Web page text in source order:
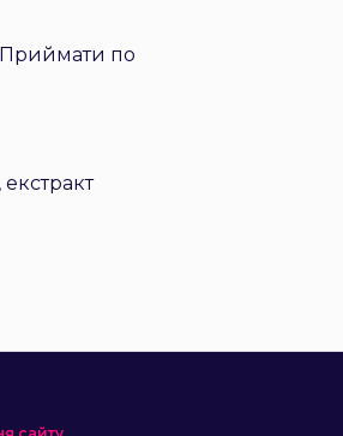
Приймати по